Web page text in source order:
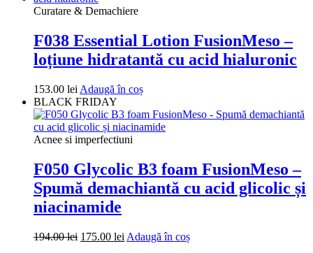
Curatare & Demachiere
F038 Essential Lotion FusionMeso –
loțiune hidratantă cu acid hialuronic
153.00 lei Adaugă în coș
BLACK FRIDAY
Acnee si imperfectiuni
F050 Glycolic B3 foam FusionMeso –
Spumă demachiantă cu acid glicolic și
niacinamide
194.00lei Prețul
175.00 lei Prețul
Adaugă în coș